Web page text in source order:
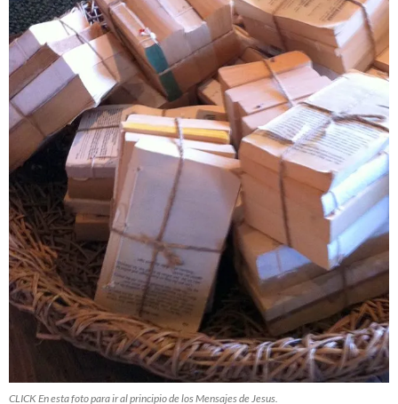
CLICK En esta foto para ir al principio de los Mensajes de Jesus.